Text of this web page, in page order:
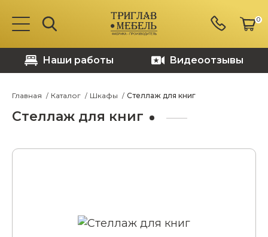
0
Наши работы Видеоотзывы
Главная Каталог Шкафы Стеллаж для книг
Стеллаж для книг